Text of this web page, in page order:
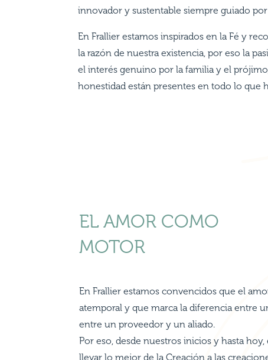
innovador y sustentable siempre guiado
En Frallier estamos inspirados en la Fé y
la razón de nuestra existencia, por eso la
el interés genuino por la familia y el
honestidad están presentes en todo lo que
EL AMOR COMO
MOTOR
En Frallier estamos convencidos que el
atemporal y que marca la diferencia entre
entre un proveedor y un aliado.
Por eso, desde nuestros inicios y hasta
llevar lo mejor de la Creación a las